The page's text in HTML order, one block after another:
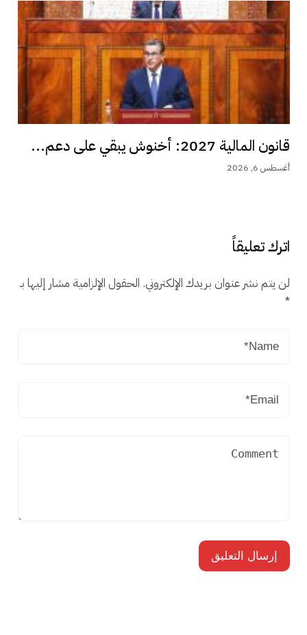
قانون المالية 2027: أخنوش يبقي على دعم...
أغسطس 6, 2026
اترك تعليقاً
لن يتم نشر عنوان بريدك الإلكتروني. الحقول الإلزامية مشار إليها بـ
*